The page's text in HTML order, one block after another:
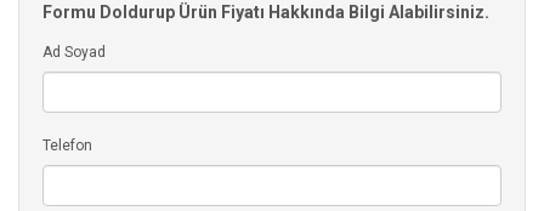
Formu Doldurup Ürün Fiyatı Hakkında Bilgi Alabilirsiniz.
Ad Soyad
Telefon